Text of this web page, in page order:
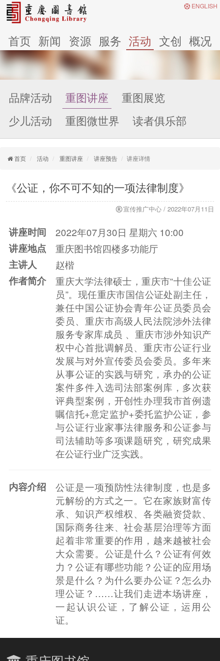
ENGLISH
首页 新闻 资源 服务 活动 文创 概况
品牌活动 重图讲座
重图展览
少儿活动
重图微世界 读者俱乐部
首页 活动 重图讲座 讲座预告 讲座详情
《公证，你不可不知的一项法律制度》
宣传推广中心 / 2022年07月11日
讲座时间
2022年07月30日 星期六 10:00
讲座地点
重庆图书馆四楼多功能厅
主讲人
赵楷
作者简介
重庆大学法律硕士，重庆市“十佳公证
员”。现任重庆市国信公证处副主任，
兼任中国公证协会青年公证员委员会
委员、重庆市高级人民法院涉外法律
服务专家库成员 、重庆市涉外知识产
权中心首批调解员、重庆市公证行业
发展与对外宣传委员会委员。多年来
从事公证的实践与研究，承办的公证
案件多件入选司法部案例库，多次获
评典型案例，开创性办理我市首例遗
嘱信托+意定监护+委托监护公证，参
与公证行业家事法律服务和公证参与
司法辅助等多项课题研究，研究成果
在公证行业广泛实践。
内容介绍
公证是一项预防性法律制度，也是多
元解纷的方式之一。它在家族财富传
承、知识产权维权、各类融资贷款、
国际商务往来、社会基层治理等方面
起着非常重要的作用，越来越被社会
大众需要。公证是什么？公证有何效
力？公证有哪些功能？公证的应用场
景是什么？为什么要办公证？怎么办
理公证？……让我们走进本场讲座，
一起认识公证，了解公证，运用公
证。